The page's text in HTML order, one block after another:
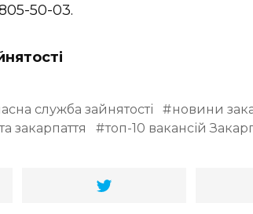
50-03.
служба зайнятості
новини
закарпаття топ-10 вакансій